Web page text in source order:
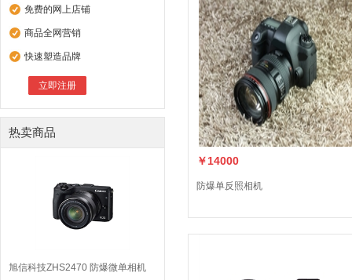
免费的网上店铺
商品全网营销
快速塑造品牌
立即注册
热卖商品
旭信科技ZHS2470 防爆微单相机
￥14000
防爆单反照相机